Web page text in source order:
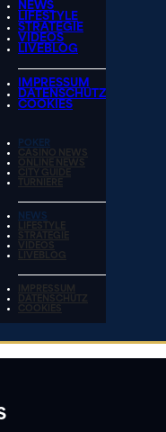
NEWS
LIFESTYLE
STRATEGIE
VIDEOS
LIVEBLOG
IMPRESSUM
DATENSCHUTZ
COOKIES
POKER
CASINO NEWS
ONLINE NEWS
CITY GUIDE
TURNIERE
NEWS
LIFESTYLE
STRATEGIE
VIDEOS
LIVEBLOG
IMPRESSUM
DATENSCHUTZ
COOKIES